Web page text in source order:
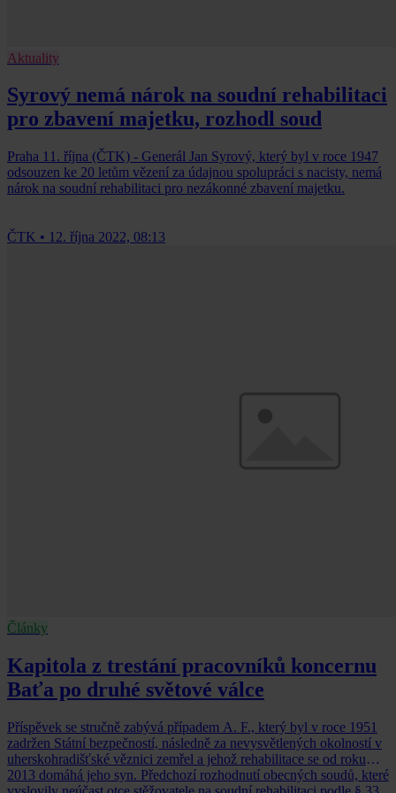
Aktuality
Syrový nemá nárok na soudní rehabilitaci
pro zbavení majetku, rozhodl soud
Praha 11. října (ČTK) - Generál Jan Syrový, který byl v roce 1947
odsouzen ke 20 letům vězení za údajnou spolupráci s nacisty, nemá
nárok na soudní rehabilitaci pro nezákonné zbavení majetku.
ČTK • 12. října 2022, 08:13
Články
Kapitola z trestání pracovníků koncernu
Baťa po druhé světové válce
Příspěvek se stručně zabývá případem A. F., který byl v roce 1951
zadržen Státní bezpečností, následně za nevysvětlených okolností v
uherskohradišťské věznici zemřel a jehož rehabilitace se od roku
2013 domáhá jeho syn. Předchozí rozhodnutí obecných soudů, které